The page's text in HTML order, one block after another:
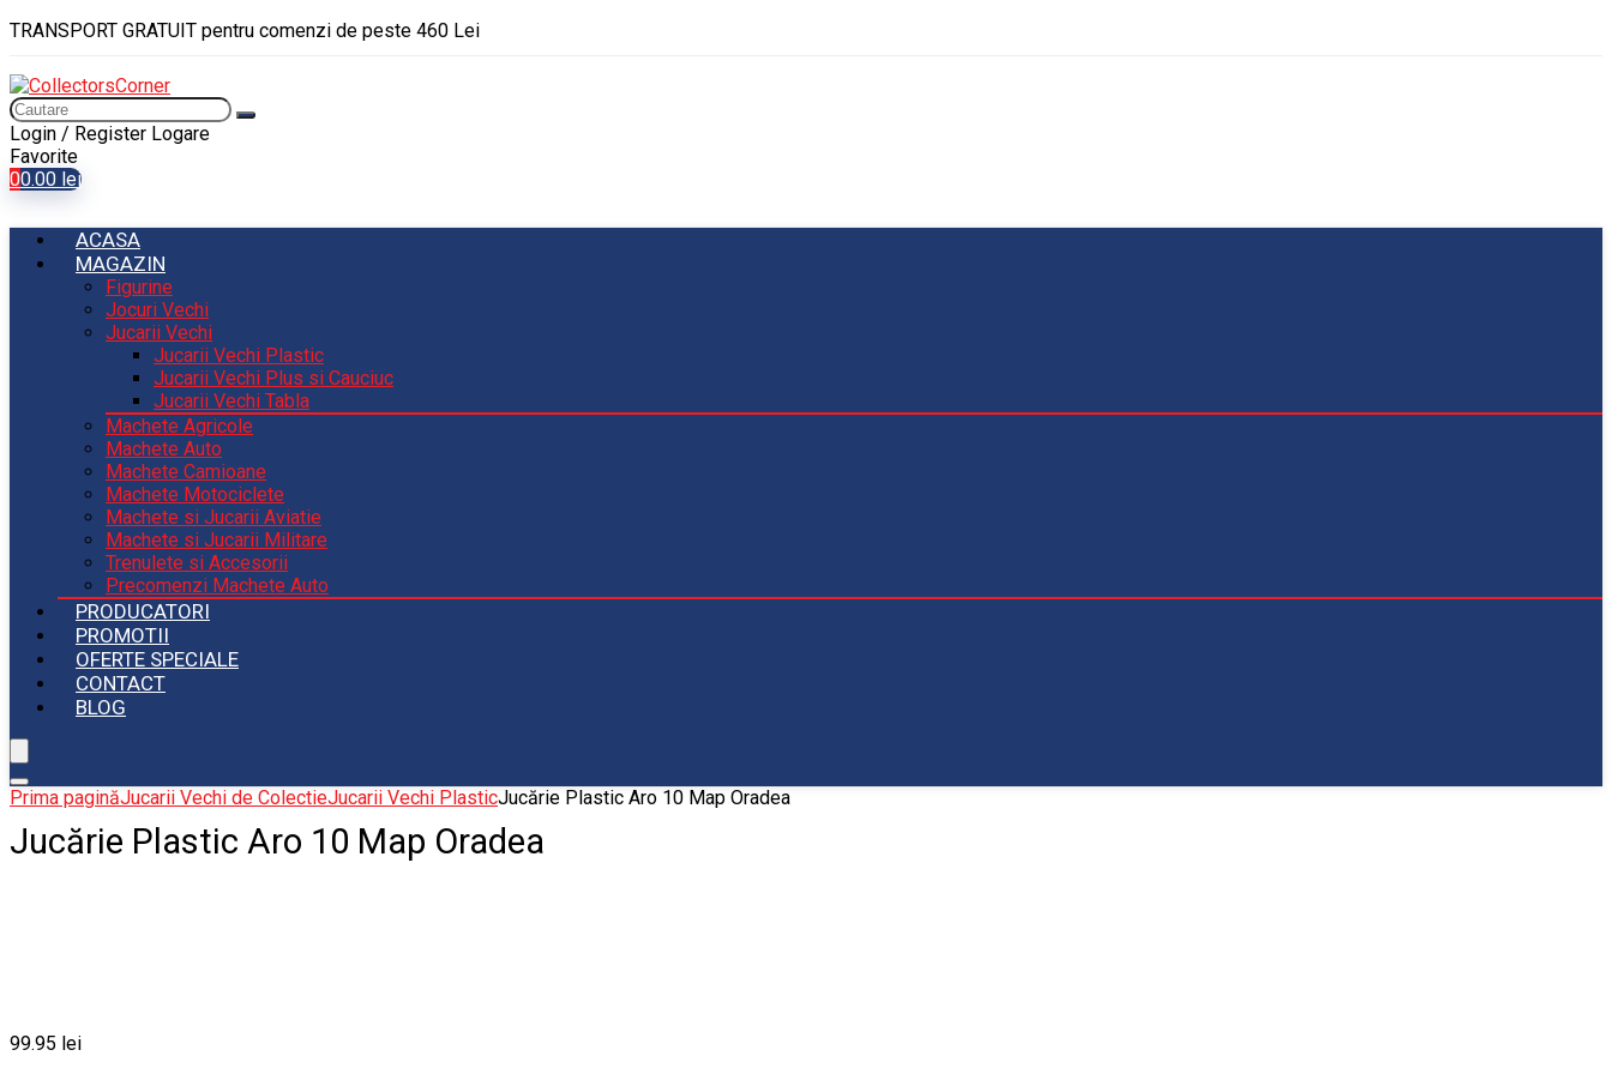
TRANSPORT GRATUIT pentru comenzi de peste 460 Lei
Login / Register Logare
Favorite
00.00 lei
ACASA
MAGAZIN
Figurine
Jocuri Vechi
Jucarii Vechi
Jucarii Vechi Plastic
Jucarii Vechi Plus si Cauciuc
Jucarii Vechi Tabla
Machete Agricole
Machete Auto
Machete Camioane
Machete Motociclete
Machete si Jucarii Aviatie
Machete si Jucarii Militare
Trenulete si Accesorii
Precomenzi Machete Auto
PRODUCATORI
PROMOTII
OFERTE SPECIALE
CONTACT
BLOG
Prima paginăJucarii Vechi de ColectieJucarii Vechi PlasticJucărie Plastic Aro 10 Map Oradea
Jucărie Plastic Aro 10 Map Oradea
99.95 lei